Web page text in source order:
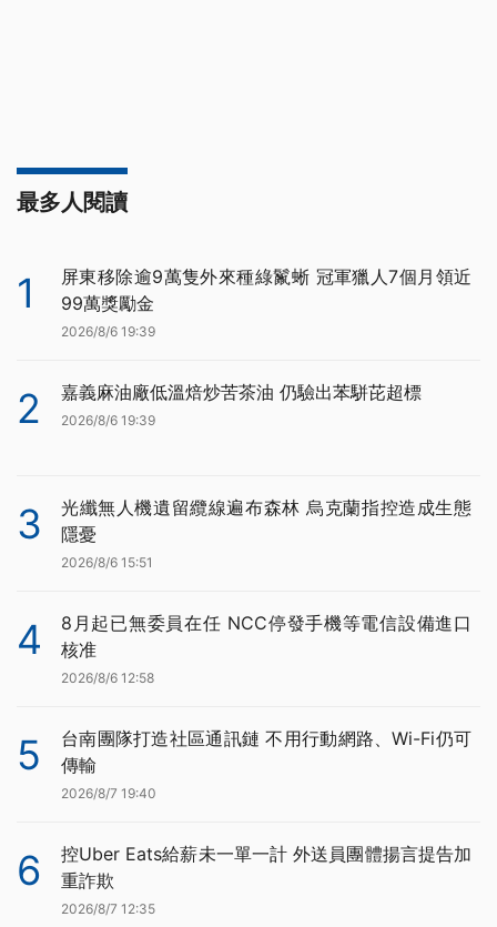
最多人閱讀
1
屏東移除逾9萬隻外來種綠鬣蜥 冠軍獵人7個月領近
99萬獎勵金
2026/8/6 19:39
2 嘉義麻油廠低溫焙炒苦茶油 仍驗出苯駢芘超標
2026/8/6 19:39
3
光纖無人機遺留纜線遍布森林 烏克蘭指控造成生態
隱憂
2026/8/6 15:51
4
8月起已無委員在任 NCC停發手機等電信設備進口
核准
2026/8/6 12:58
5
台南團隊打造社區通訊鏈 不用行動網路、Wi-Fi仍可
傳輸
2026/8/7 19:40
6
控Uber Eats給薪未一單一計 外送員團體揚言提告加
重詐欺
2026/8/7 12:35